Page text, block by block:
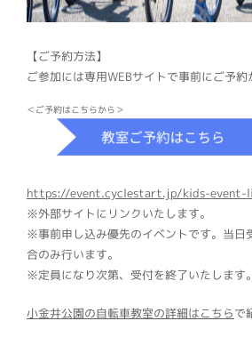
【ご予約方法】
ご参加には専用WEBサイトで事前にご予約
＜ご予約はこちらから＞
https://event.cyclestart.jp/kids-event-
※外部サイトにリンクいたします。
※事前申し込み優先のイベントです。当日
合のみ行います。
※定員になり次第、受付を終了いたします。
小金井公園の自転車教室の詳細はこちらで